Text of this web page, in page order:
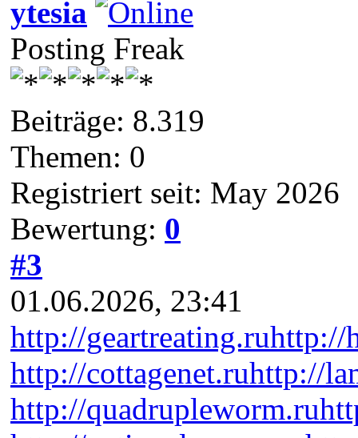
ytesia
Posting Freak
Beiträge: 8.319
Themen: 0
Registriert seit: May 2026
Bewertung: 0
#3
01.06.2026, 23:41
http://geartreating.ruhttp://
http://cottagenet.ruhttp://
http://quadrupleworm.ru